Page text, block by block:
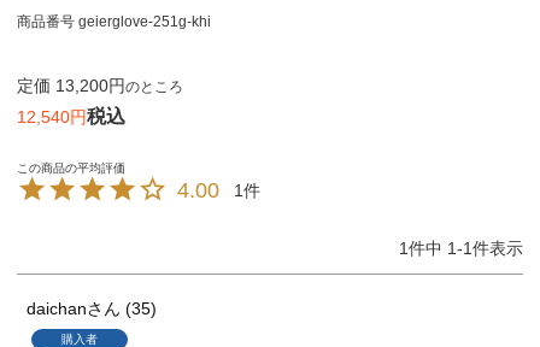
商品番号 geierglove-251g-khi
定価 13,200 のところ
12,540 税込
4.00 1
1件中 1-1件表示
daichan 35
購入者